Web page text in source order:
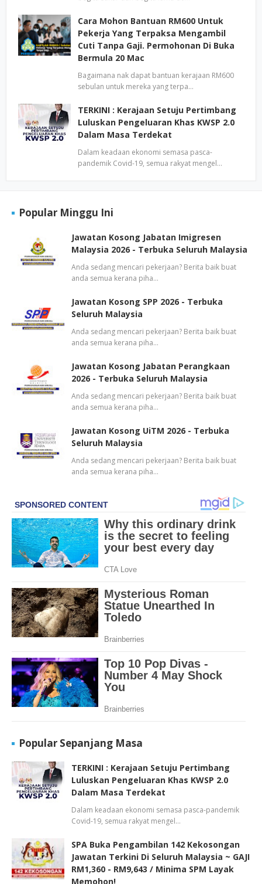
Cara Mohon Bantuan RM600 Untuk
Pekerja Yang Terpaksa Mengambil
Cuti Tanpa Gaji. Permohonan Di Buka
Bermula 20 Mac
Bagaimana nak dapat bantuan kerajaan RM600
sebulan untuk mereka yang terpa…
TERKINI : Kerajaan Setuju Pertimbang
Luluskan Pengeluaran Khas KWSP 2.0
Dalam Masa Terdekat
Dalam keadaan ekonomi semasa pasca-
pandemik Covid-19, semua rakyat mengel…
Popular Minggu Ini
Jawatan Kosong Jabatan Imigresen
Malaysia 2026 - Terbuka Seluruh Malaysia
Anda sedang mencari pekerjaan? Berita baik buat
anda semua kerana piha…
Jawatan Kosong SPP 2026 - Terbuka
Seluruh Malaysia
Anda sedang mencari pekerjaan? Berita baik buat
anda semua kerana piha…
Jawatan Kosong Jabatan Perangkaan
2026 - Terbuka Seluruh Malaysia
Anda sedang mencari pekerjaan? Berita baik buat
anda semua kerana piha…
Jawatan Kosong UiTM 2026 - Terbuka
Seluruh Malaysia
Anda sedang mencari pekerjaan? Berita baik buat
anda semua kerana piha…
Popular Sepanjang Masa
TERKINI : Kerajaan Setuju Pertimbang
Luluskan Pengeluaran Khas KWSP 2.0
Dalam Masa Terdekat
Dalam keadaan ekonomi semasa pasca-pandemik
Covid-19, semua rakyat mengel…
SPA Buka Pengambilan 142 Kekosongan
Jawatan Terkini Di Seluruh Malaysia ~ GAJI
RM1,360 - RM9,643 / Minima SPM Layak
Memohon!